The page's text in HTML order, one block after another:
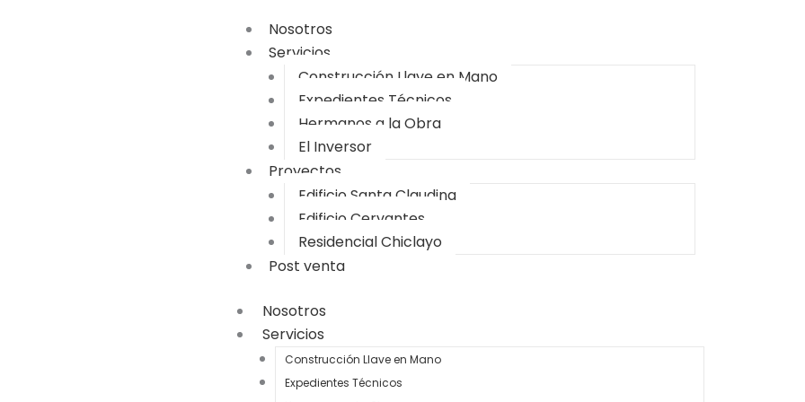
Nosotros
Servicios
Construcción Llave en Mano
Expedientes Técnicos
Hermanos a la Obra
El Inversor
Proyectos
Edificio Santa Claudina
Edificio Cervantes
Residencial Chiclayo
Post venta
Nosotros
Servicios
Construcción Llave en Mano
Expedientes Técnicos